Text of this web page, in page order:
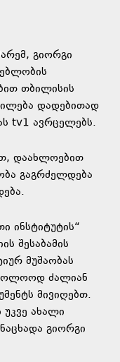
გიორგი
თბილისის
დადებითად
tv1 ავრცელებს.
დაახლოებით
გაგრძელდება
ინსტიტუტის“
შესაბამის
მუშაობას
ძალიან
მივიღებთ.
ახალი
გიორგი